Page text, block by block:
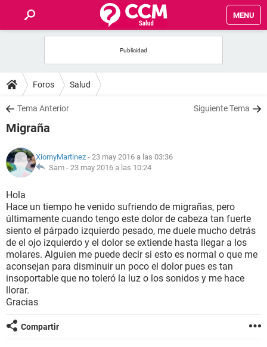
MENU
FOROS
SALUD
FAMILIA
NUTRICIÓN
BIENESTAR
SEXUALIDAD
GLOSARIO
Foros Salud
Tema Anterior Siguiente Tema
Migraña
XiomyMartinez - 23 may 2016 a las 03:36
Sam - 23 may 2016 a las 10:24
Hola
Hace un tiempo he venido sufriendo de migrañas, pero
últimamente cuando tengo este dolor de cabeza tan fuerte
siento el párpado izquierdo pesado, me duele mucho detrás
de el ojo izquierdo y el dolor se extiende hasta llegar a los
molares. Alguien me puede decir si esto es normal o que me
aconsejan para disminuir un poco el dolor pues es tan
insoportable que no toleró la luz o los sonidos y me hace
llorar.
Gracias
Compartir